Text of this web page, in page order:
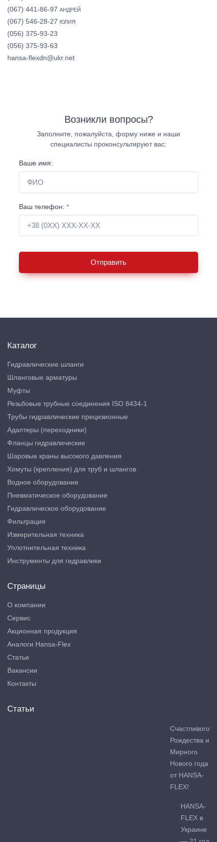
(067) 441-86-97 АНДРЕЙ
(067) 546-28-27 ЮЛИЯ
(056) 375-93-23
(056) 375-93-63
hansa-flexdn@ukr.net
Возникли вопросы?
Заполните, пожалуйста, форму ниже и наши
специалисты проконсультируют вас:
Ваше имя:
Ваш телефон: *
Отправить
Каталог
Гидравлические шланги
Шланговые арматуры
Муфты
Резьбовые трубные соединения ISO 8434-1
Трубы гидравлические прецизионные
Адаптеры (переходники)
Фланцы гидравлические
Шаровые краны высокого давления
Хомуты (крепления) для труб и шлангов
Водное оборудование
Пневматическое оборудование
Гидравлическое оборудование
Фильтрация
Измерительная техника
Уплотнительная техника
Инструменты для гидравлики
Страницы
О компании
Сервис
Акционная продукция
Аналоги Hansa-Flex
Статьи
Вакансии
Контакты
Статьи
Счастливого
Рождества и
Мирного
Нового года
от HANSA-
FLEX!
HANSA-
FLEX в
Украине